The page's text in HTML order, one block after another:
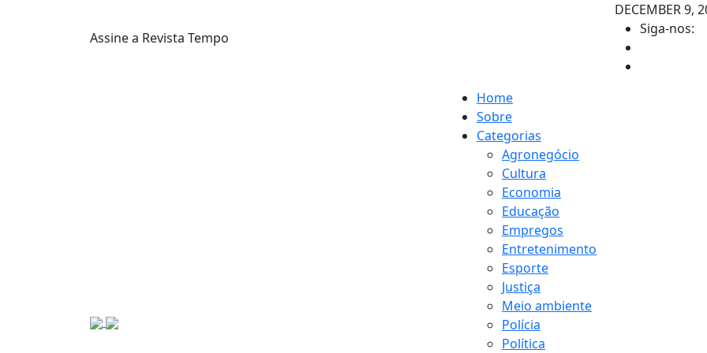
Assine a Revista Tempo
DECEMBER 9,
Siga-nos:
Home
Sobre
Categorias
Agronegócio
Cultura
Economia
Educação
Empregos
Entretenimento
Esporte
Justiça
Meio ambiente
Polícia
Política